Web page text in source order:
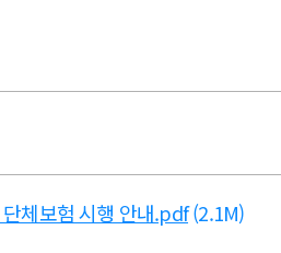
체보험 시행 안내.pdf(2.1M)